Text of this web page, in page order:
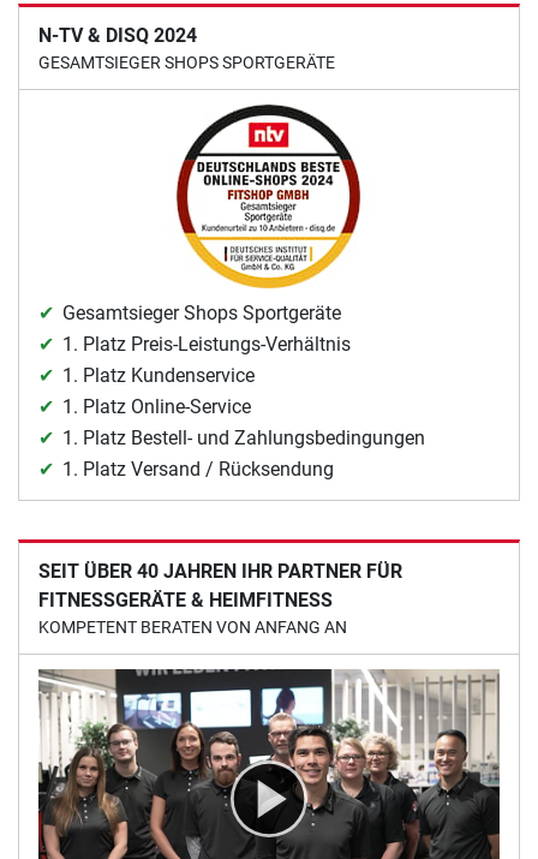
dm-drogerie markt GmbH + Co. KG
Andreas Stihl AG & Co. KG (STIHL)
Canyon Bicycles GmbH (Canyon)
N-TV & DISQ 2024
GESAMTSIEGER SHOPS SPORTGERÄTE
Gesamtsieger Shops Sportgeräte
1. Platz Preis-Leistungs-Verhältnis
1. Platz Kundenservice
1. Platz Bestell- und Zahlungsbedingungen
1. Platz Versand / Rücksendung
SEIT ÜBER 40 JAHREN IHR PARTNER FÜR
FITNESSGERÄTE & HEIMFITNESS
KOMPETENT BERATEN VON ANFANG AN